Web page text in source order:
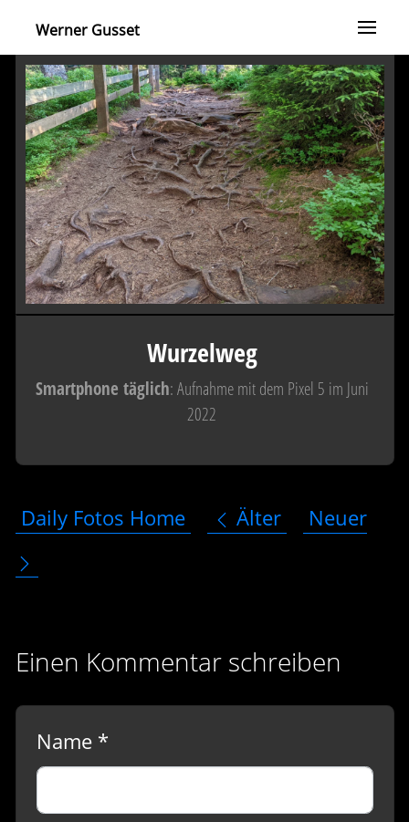
Werner Gusset
Wurzelweg
Smartphone täglich: Aufnahme mit dem Pixel 5 im Juni
2022
Daily Fotos Home Älter Neuer
Einen Kommentar schreiben
Name *